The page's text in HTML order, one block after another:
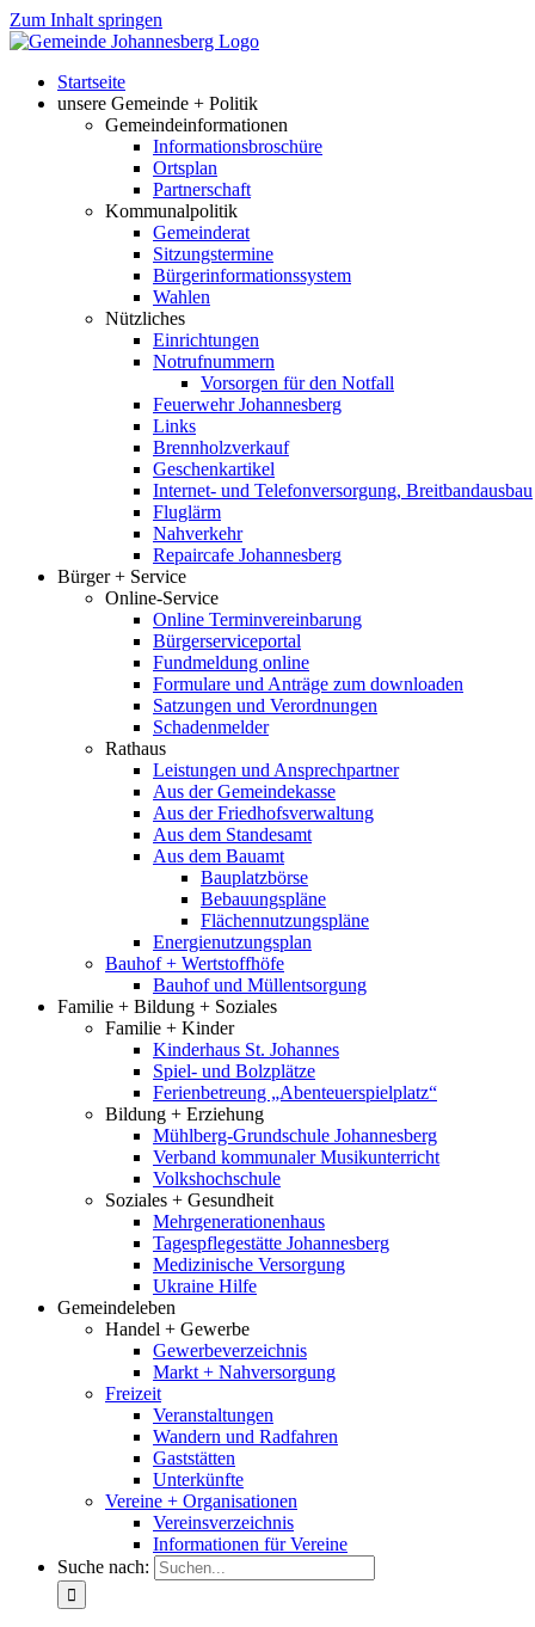
Zum Inhalt springen
Startseite
unsere Gemeinde + Politik
Gemeindeinformationen
Informationsbroschüre
Ortsplan
Partnerschaft
Kommunalpolitik
Gemeinderat
Sitzungstermine
Bürgerinformationssystem
Wahlen
Nützliches
Einrichtungen
Notrufnummern
Vorsorgen für den Notfall
Feuerwehr Johannesberg
Links
Brennholzverkauf
Geschenkartikel
Internet- und Telefonversorgung, Breitbandausbau
Fluglärm
Nahverkehr
Repaircafe Johannesberg
Bürger + Service
Online-Service
Online Terminvereinbarung
Bürgerserviceportal
Fundmeldung online
Formulare und Anträge zum downloaden
Satzungen und Verordnungen
Schadenmelder
Rathaus
Leistungen und Ansprechpartner
Aus der Gemeindekasse
Aus der Friedhofsverwaltung
Aus dem Standesamt
Aus dem Bauamt
Bauplatzbörse
Bebauungspläne
Flächennutzungspläne
Energienutzungsplan
Bauhof + Wertstoffhöfe
Bauhof und Müllentsorgung
Familie + Bildung + Soziales
Familie + Kinder
Kinderhaus St. Johannes
Spiel- und Bolzplätze
Ferienbetreung „Abenteuerspielplatz“
Bildung + Erziehung
Mühlberg-Grundschule Johannesberg
Verband kommunaler Musikunterricht
Volkshochschule
Soziales + Gesundheit
Mehrgenerationenhaus
Tagespflegestätte Johannesberg
Medizinische Versorgung
Ukraine Hilfe
Gemeindeleben
Handel + Gewerbe
Gewerbeverzeichnis
Markt + Nahversorgung
Freizeit
Veranstaltungen
Wandern und Radfahren
Gaststätten
Unterkünfte
Vereine + Organisationen
Vereinsverzeichnis
Informationen für Vereine
Suche nach: